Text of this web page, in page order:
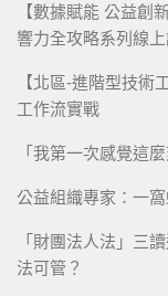
【數據賦能 公益創
響力全攻略系列線
【北區-進階型技術
工作流實戰
「我第一次感覺這
公益組織專家：一
「財團法人法」三
法可管？